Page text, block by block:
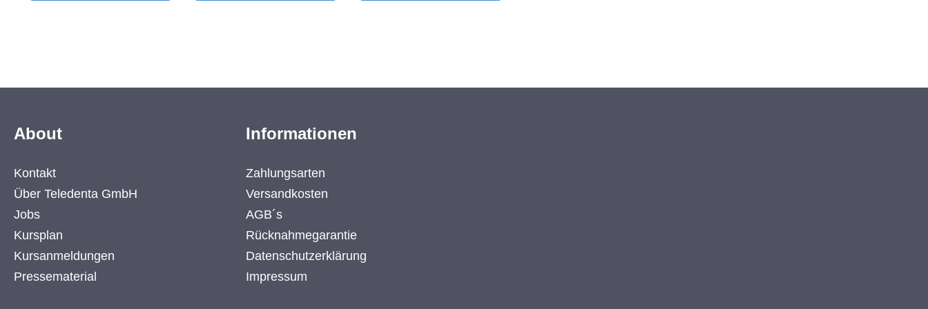
rpm)Kopf Länge 24,0 mmØ
rpm)Kopf Länge 24,0 mmØ
rpm)Kopf Länge 24,0 mm Ø
About
Kontakt
Über Teledenta GmbH
Jobs
Kursplan
Kursanmeldungen
Pressematerial
Informationen
Zahlungsarten
Versandkosten
AGB´s
Rücknahmegarantie
Datenschutzerklärung
Impressum